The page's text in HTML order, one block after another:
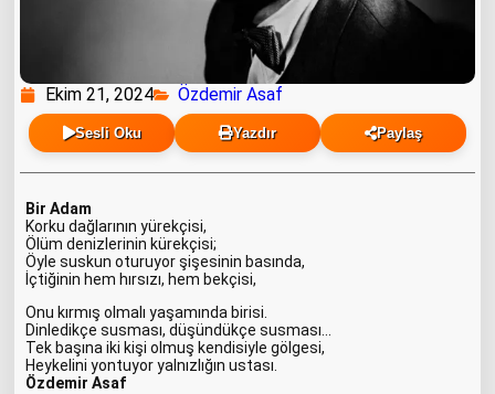
Ekim 21, 2024 Özdemir Asaf
Sesli Oku Yazdır Paylaş
Bir Adam
Korku dağlarının yürekçisi,
Ölüm denizlerinin kürekçisi;
Öyle suskun oturuyor şişesinin basında,
İçtiğinin hem hırsızı, hem bekçisi,
Onu kırmış olmalı yaşamında birisi.
Dinledikçe susması, düşündükçe susması…
Tek başına iki kişi olmuş kendisiyle gölgesi,
Heykelini yontuyor yalnızlığın ustası.
Özdemir Asaf